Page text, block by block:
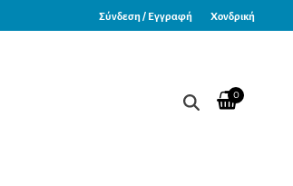
Σύνδεση / Εγγραφή Χονδρική
0